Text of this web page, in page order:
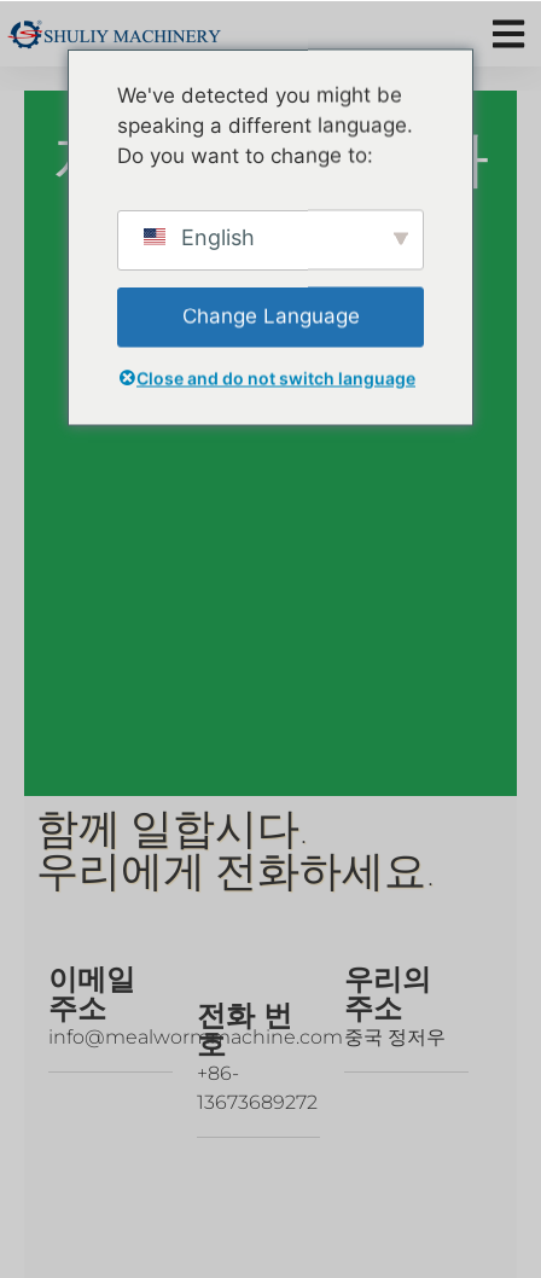
낯선 사람처럼 굴지 마세요
저희에게 연락하
세요.
함께 일합시다.
우리에게 전화하세요.
이메일
주소
info@mealwormmachine.com
전화 번
호
+86-
13673689272
우리의
주소
중국 정저우
We've detected you might be
speaking a different language.
Do you want to change to:
English
Change Language
Close and do not switch language